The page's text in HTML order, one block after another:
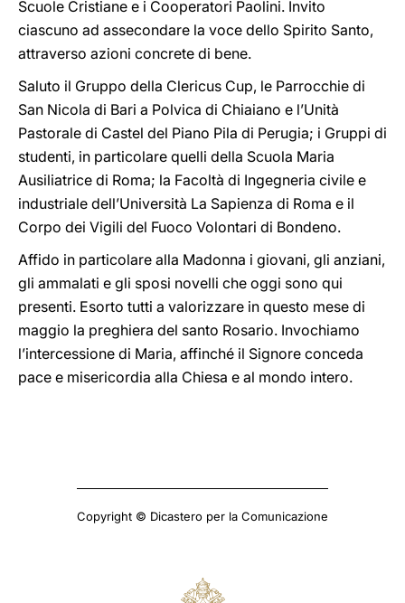
Scuole Cristiane e i Cooperatori Paolini. Invito
ciascuno ad assecondare la voce dello Spirito Santo,
attraverso azioni concrete di bene.
Saluto il Gruppo della Clericus Cup, le Parrocchie di
San Nicola di Bari a Polvica di Chiaiano e l’Unità
Pastorale di Castel del Piano Pila di Perugia; i Gruppi di
studenti, in particolare quelli della Scuola Maria
Ausiliatrice di Roma; la Facoltà di Ingegneria civile e
industriale dell’Università La Sapienza di Roma e il
Corpo dei Vigili del Fuoco Volontari di Bondeno.
Affido in particolare alla Madonna i giovani, gli anziani,
gli ammalati e gli sposi novelli che oggi sono qui
presenti. Esorto tutti a valorizzare in questo mese di
maggio la preghiera del santo Rosario. Invochiamo
l’intercessione di Maria, affinché il Signore conceda
pace e misericordia alla Chiesa e al mondo intero.
Copyright © Dicastero per la Comunicazione